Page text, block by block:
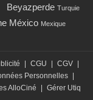
Beyazperde Turquie
México Mexique
| CGU | CGV |
Personnelles |
AlloCiné | Gérer Utiq